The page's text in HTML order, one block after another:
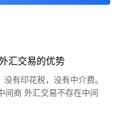
汇交易的优势
有印花税，没有中介费。
间商 外汇交易不存在中间
无固定批量 在期货…